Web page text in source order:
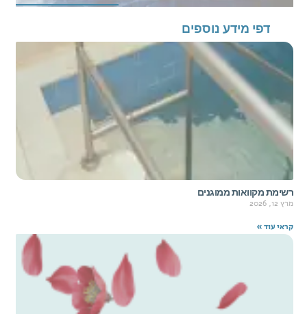
דפי מידע נוספים
רשימת מקוואות ממוגנים
מרץ 12, 2026
קראי עוד »